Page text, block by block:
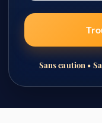
Sans caution •